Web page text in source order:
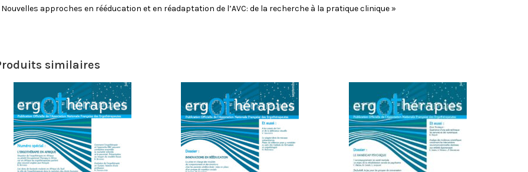
ouvelles approches en rééducation et en réadaptation de l’AVC: de la recherche à la pratique clinique »
similaires